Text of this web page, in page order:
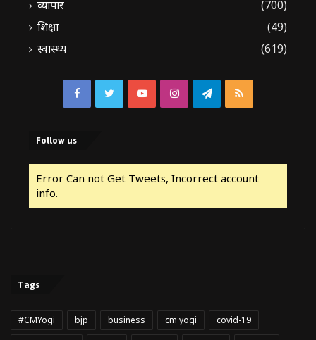
व्यापार
(700)
शिक्षा
(49)
स्वास्थ्य
(619)
FacebookTwitterYouTubeInstagramTelegram
RSS
Follow us
Error Can not Get Tweets, Incorrect account
info.
Tags
#CMYogi bjp business cm yogi
covid-19